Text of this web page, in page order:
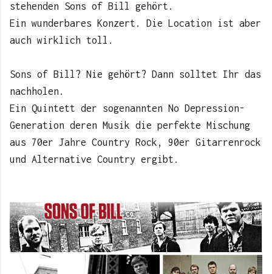
stehenden Sons of Bill gehört.
Ein wunderbares Konzert. Die Location ist aber
auch wirklich toll.
Sons of Bill? Nie gehört? Dann solltet Ihr das
nachholen.
Ein Quintett der sogenannten No Depression-
Generation deren Musik die perfekte Mischung
aus 70er Jahre Country Rock, 90er Gitarrenrock
und Alternative Country ergibt.